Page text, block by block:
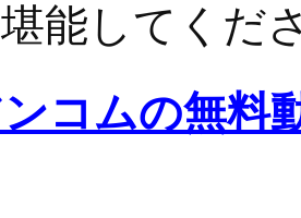
能してくだ
コムの無料